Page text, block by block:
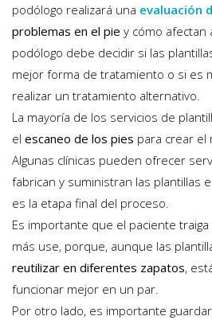
podólogo realizará una evaluación
problemas en el pie y cómo afectan
podólogo debe decidir si las
mejor forma de tratamiento o si es
realizar un tratamiento alternativo.
La mayoría de los servicios de
el escaneo de los pies para crear el
Algunas clínicas pueden ofrecer
fabrican y suministran las plantillas
es la etapa final del proceso.
Es importante que el paciente
más use, porque, aunque las
reutilizar en diferentes zapatos,
funcionar mejor en un par.
Por otro lado, es importante